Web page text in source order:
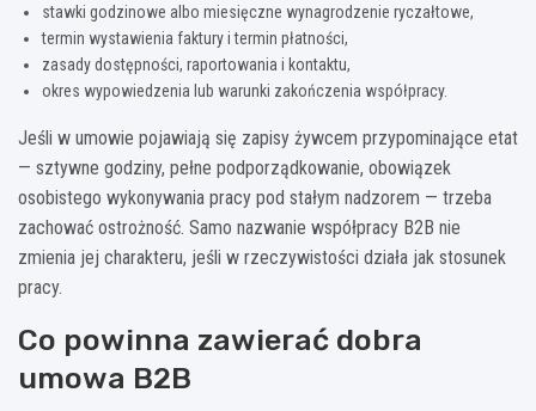
stawki godzinowe albo miesięczne wynagrodzenie ryczałtowe,
termin wystawienia faktury i termin płatności,
zasady dostępności, raportowania i kontaktu,
okres wypowiedzenia lub warunki zakończenia współpracy.
Jeśli w umowie pojawiają się zapisy żywcem przypominające etat
— sztywne godziny, pełne podporządkowanie, obowiązek
osobistego wykonywania pracy pod stałym nadzorem — trzeba
zachować ostrożność. Samo nazwanie współpracy B2B nie
zmienia jej charakteru, jeśli w rzeczywistości działa jak stosunek
pracy.
Co powinna zawierać dobra
umowa B2B